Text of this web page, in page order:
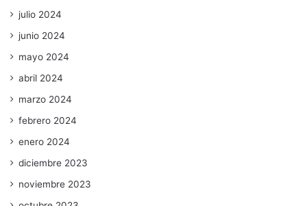
julio 2024
junio 2024
mayo 2024
abril 2024
marzo 2024
febrero 2024
enero 2024
diciembre 2023
noviembre 2023